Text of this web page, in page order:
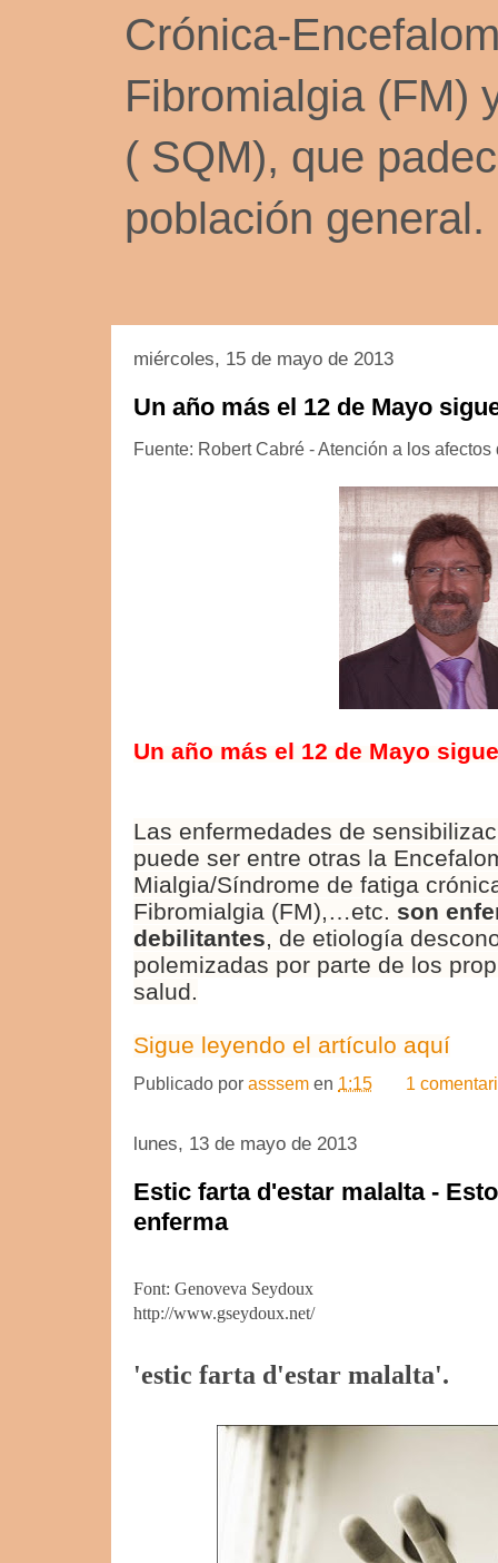
Crónica-
Fibromialgia (FM)
( SQM), que
población general.
miércoles, 15 de mayo de 2013
Un año más el 12 de Mayo
Fuente: Robert Cabré - Atención a los afectos
Un año más el 12 de Mayo
Las enfermedades de
puede ser entre otras la
Mialgia/Síndrome de fatiga
Fibromialgia (FM),…etc. son
debilitantes, de etiología
polemizadas por parte de los
salud.
Sigue leyendo el artículo aquí
Publicado por asssem en 1:15 1
lunes, 13 de mayo de 2013
Estic farta d'estar malalta -
enferma
Font: Genoveva Seydoux
http://www.gseydoux.net/
'estic farta d'estar malalta'.